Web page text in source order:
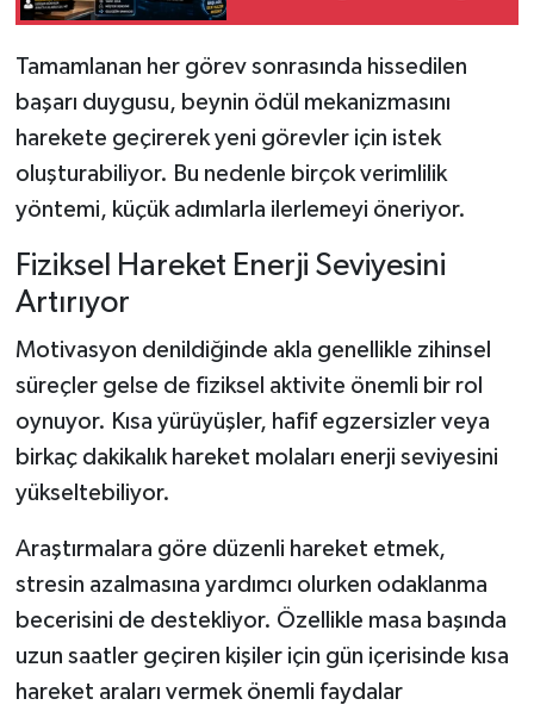
Tamamlanan her görev sonrasında hissedilen
başarı duygusu, beynin ödül mekanizmasını
harekete geçirerek yeni görevler için istek
oluşturabiliyor. Bu nedenle birçok verimlilik
yöntemi, küçük adımlarla ilerlemeyi öneriyor.
Fiziksel Hareket Enerji Seviyesini
Artırıyor
Motivasyon denildiğinde akla genellikle zihinsel
süreçler gelse de fiziksel aktivite önemli bir rol
oynuyor. Kısa yürüyüşler, hafif egzersizler veya
birkaç dakikalık hareket molaları enerji seviyesini
yükseltebiliyor.
Araştırmalara göre düzenli hareket etmek,
stresin azalmasına yardımcı olurken odaklanma
becerisini de destekliyor. Özellikle masa başında
uzun saatler geçiren kişiler için gün içerisinde kısa
hareket araları vermek önemli faydalar